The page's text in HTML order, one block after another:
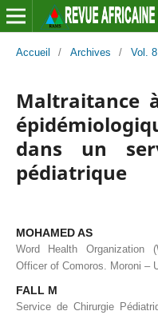
Accueil / Archives / Vol.
Maltraitance
dans un
pédiatrique
MOHAMED AS
Word Health Organization
Officer of Comoros. Moroni –
FALL M
Service de Chirurgie